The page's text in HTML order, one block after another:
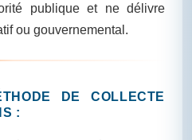
publique et ne délivre
ou gouvernemental.
DE COLLECTE
: